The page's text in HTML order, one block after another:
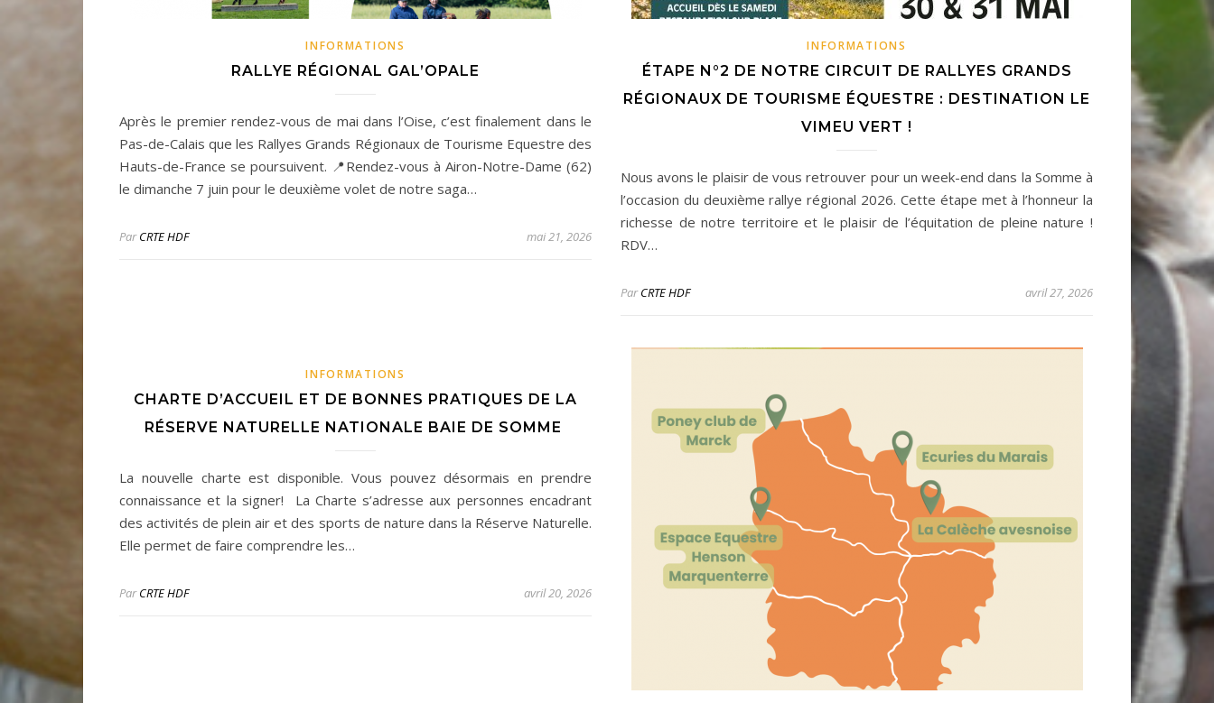
INFORMATIONS
RALLYE RÉGIONAL GAL’OPALE
Après le premier rendez-vous de mai dans l’Oise, c’est finalement dans le
Pas-de-Calais que les Rallyes Grands Régionaux de Tourisme Equestre des
Hauts-de-France se poursuivent. 📍Rendez-vous à Airon-Notre-Dame (62)
le dimanche 7 juin pour le deuxième volet de notre saga…
ParCRTE HDF mai 21, 2026
INFORMATIONS
ÉTAPE N°2 DE NOTRE CIRCUIT DE RALLYES GRANDS
RÉGIONAUX DE TOURISME ÉQUESTRE : DESTINATION LE
VIMEU VERT !
Nous avons le plaisir de vous retrouver pour un week-end dans la Somme à
l’occasion du deuxième rallye régional 2026. Cette étape met à l’honneur la
richesse de notre territoire et le plaisir de l’équitation de pleine nature !
RDV…
ParCRTE HDF avril 27, 2026
INFORMATIONS
CHARTE D’ACCUEIL ET DE BONNES PRATIQUES DE LA
RÉSERVE NATURELLE NATIONALE BAIE DE SOMME
La nouvelle charte est disponible. Vous pouvez désormais en prendre
connaissance et la signer! La Charte s’adresse aux personnes encadrant
des activités de plein air et des sports de nature dans la Réserve Naturelle.
Elle permet de faire comprendre les…
ParCRTE HDF avril 20, 2026